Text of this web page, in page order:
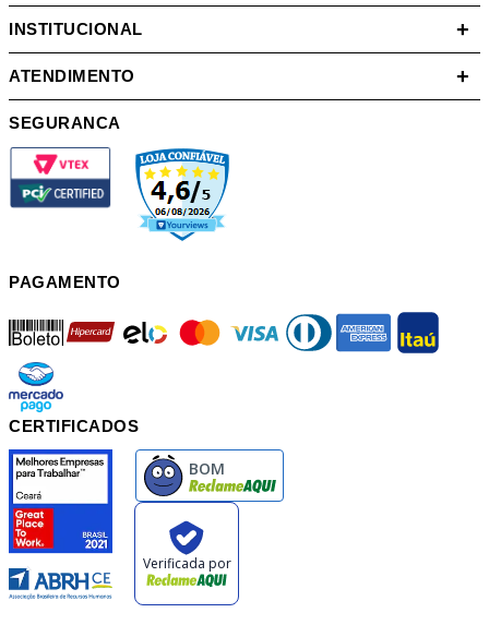
INSTITUCIONAL +
ATENDIMENTO +
SEGURANCA
PAGAMENTO
boleto mastercard diners american itau
mercadopago
CERTIFICADOS